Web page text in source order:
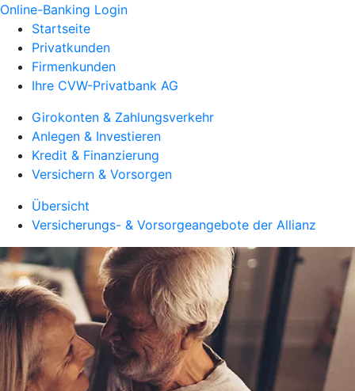
Online-Banking Login
Startseite
Privatkunden
Firmenkunden
Ihre CVW-Privatbank AG
Girokonten & Zahlungsverkehr
Anlegen & Investieren
Kredit & Finanzierung
Versichern & Vorsorgen
Übersicht
Versicherungs- & Vorsorgeangebote der Allianz